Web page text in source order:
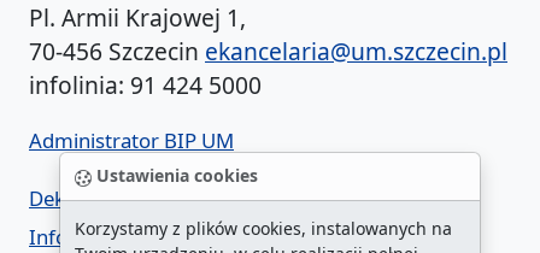
Ustawienia cookies
Korzystamy z plików cookies, instalowanych na
Pl. Armii Krajowej 1,
70-456 Szczecin ekancelaria@um.szczecin.pl
infolinia: 91 424 5000
Administrator BIP UM
Deklaracja dostępności
Informacja o urzędzie w ETR